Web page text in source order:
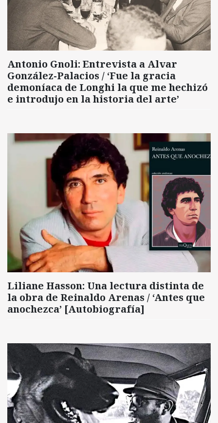
Antonio Gnoli: Entrevista a Alvar
González-Palacios / ‘Fue la gracia
demoníaca de Longhi la que me hechizó
e introdujo en la historia del arte’
Liliane Hasson: Una lectura distinta de
la obra de Reinaldo Arenas / ‘Antes que
anochezca’ [Autobiografía]